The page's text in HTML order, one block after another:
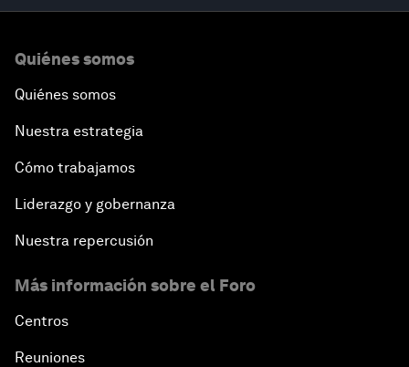
Quiénes somos
Quiénes somos
Nuestra estrategia
Cómo trabajamos
Liderazgo y gobernanza
Nuestra repercusión
Más información sobre el Foro
Centros
Reuniones